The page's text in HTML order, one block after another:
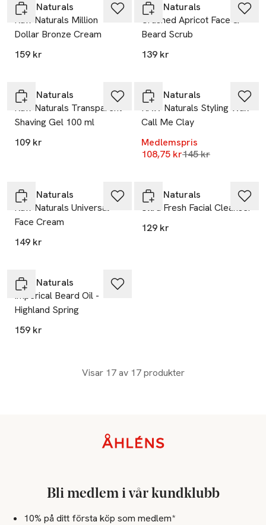
RAW Naturals
Raw Naturals Million
Dollar Bronze Cream
159 kr
RAW Naturals
Crushed Apricot Face &
Beard Scrub
139 kr
RAW Naturals
Raw Naturals Transparent
Shaving Gel 100 ml
109 kr
RAW Naturals
RAW Naturals Styling Wax
Call Me Clay
Medlemspris
108,75 krLägsta pris 30
145 kr
RAW Naturals
Raw Naturals Universal
Face Cream
149 kr
RAW Naturals
Ultra Fresh Facial Cleanser
129 kr
RAW Naturals
Imperical Beard Oil -
Highland Spring
159 kr
Visar 17 av 17 produkter
Bli medlem i vår kundklubb
10% på ditt första köp som medlem*